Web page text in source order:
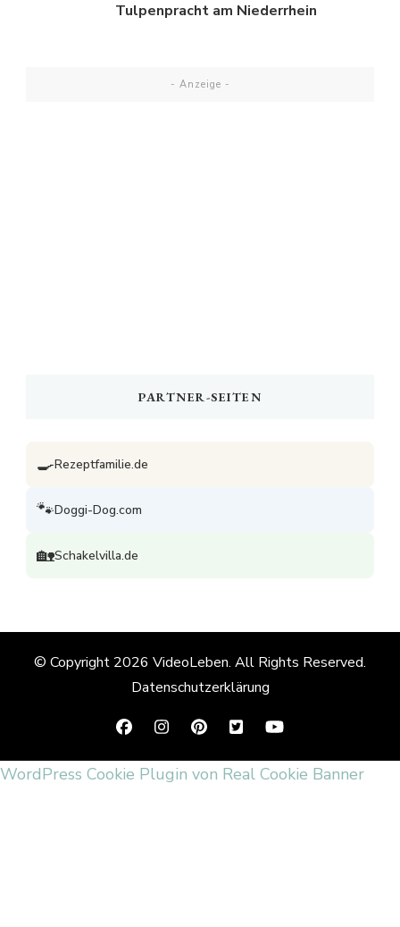
Tulpenpracht am Niederrhein
- Anzeige -
PARTNER-SEITEN
🍳Rezeptfamilie.de
🐾Doggi-Dog.com
🏡Schakelvilla.de
© Copyright 2026 VideoLeben. All Rights Reserved.
Datenschutzerklärung
WordPress Cookie Plugin von Real Cookie Banner